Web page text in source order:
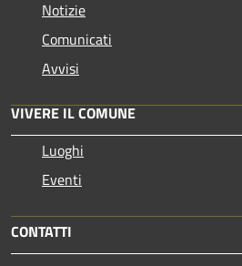
Notizie
Comunicati
Avvisi
VIVERE IL COMUNE
Luoghi
Eventi
CONTATTI